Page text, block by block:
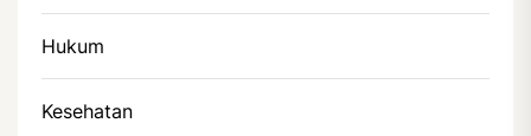
Hukum
Kesehatan